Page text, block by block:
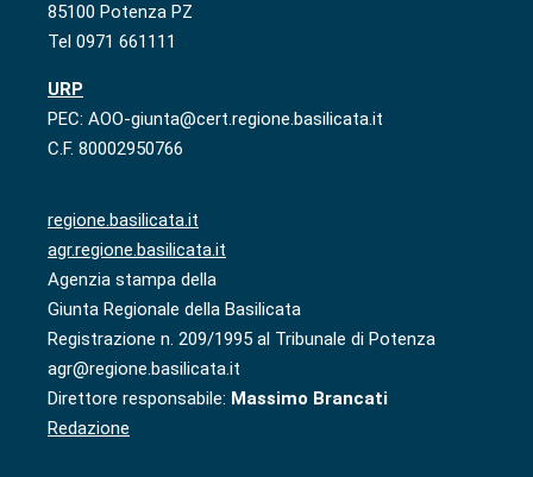
85100 Potenza PZ
Tel 0971 661111
URP
PEC: AOO-giunta@cert.regione.basilicata.it
C.F. 80002950766
regione.basilicata.it
agr.regione.basilicata.it
Agenzia stampa della
Giunta Regionale della Basilicata
Registrazione n. 209/1995 al Tribunale di Potenza
agr@regione.basilicata.it
Direttore responsabile: Massimo Brancati
Redazione